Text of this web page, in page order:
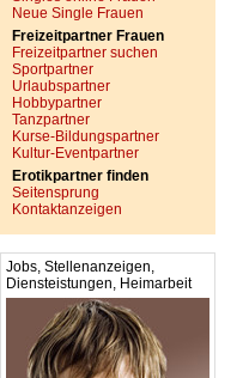
Neue Single Frauen
Freizeitpartner Frauen
Freizeitpartner suchen
Sportpartner
Urlaubspartner
Hobbypartner
Tanzpartner
Kurse-Bildungspartner
Kultur-Eventpartner
Erotikpartner finden
Seitensprung
Kontaktanzeigen
Jobs, Stellenanzeigen,
Diensteistungen, Heimarbeit